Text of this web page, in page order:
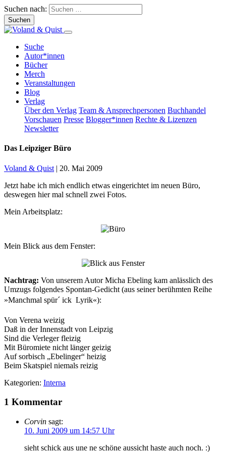
Suchen nach:
Suche
Autor*innen
Bücher
Merch
Veranstaltungen
Blog
Verlag
Über den Verlag Team & Ansprechpersonen Buchhandel
Vorschauen Presse Blogger*innen Rechte & Lizenzen
Newsletter
Das Leipziger Büro
Voland & Quist | 20. Mai 2009
Jetzt habe ich mich endlich etwas eingerichtet im neuen Büro,
deswegen hier mal schnell zwei Fotos.
Mein Arbeitsplatz:
Mein Blick aus dem Fenster:
Nachtrag: Von unserem Autor Micha Ebeling kam anlässlich des
Umzugs folgendes Spontan-Gedicht (aus seiner berühmten Reihe
»Manchmal spür´ ick  Lyrik«):
Von Verena weizig
Daß in der Innenstadt von Leipzig
Sind die Verleger fleizig
Mit Büromiete nicht länger geizig
Auf sorbisch „Ebelinger“ heizig
Beim Skatspiel niemals reizig
Kategorien: Interna
1 Kommentar
Corvin sagt:
10. Juni 2009 um 14:57 Uhr
sieht schick aus une ne schöne aussicht haste auch noch. :)